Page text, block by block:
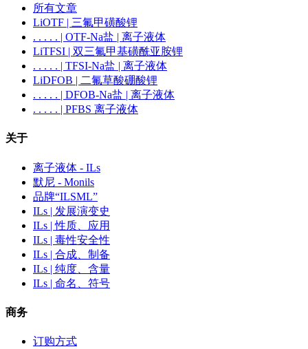
所有文章
LiOTF | 三氟甲磺酸锂
. . . . . | OTF-Na盐 | 离子液体
LiTFSI | 双三氟甲基磺酰亚胺锂
. . . . . | TFSI-Na盐 | 离子液体
LiDFOB | 二氟草酸硼酸锂
. . . . . | DFOB-Na盐 | 离子液体
. . . . . | PFBS 离子液体
关于
离子液体 - ILs
默尼 - Monils
品牌“ILSML”
ILs | 发展演变史
ILs | 性质、应用
ILs | 毒性安全性
ILs | 合成、制备
ILs | 纯度、含量
ILs | 命名、符号
商务
订购方式